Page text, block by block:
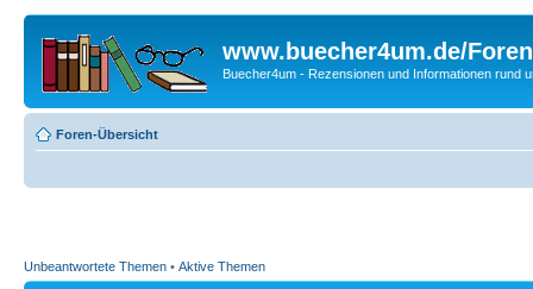
www.buecher4um.de/Foren
Buecher4um - Rezensionen und Informationen rund
Foren-Übersicht
Unbeantwortete Themen • Aktive Themen